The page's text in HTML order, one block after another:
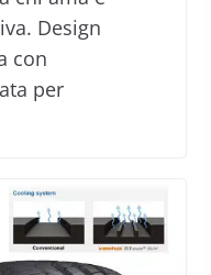
Design
con
per